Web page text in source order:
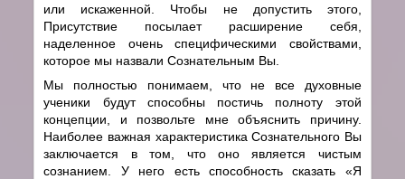
или искаженной. Чтобы не допустить этого,
Присутствие посылает расширение себя,
наделенное очень специфическими свойствами,
которое мы назвали Сознательным Вы.
Мы полностью понимаем, что не все духовные
ученики будут способны постичь полноту этой
концепции, и позвольте мне объяснить причину.
Наиболее важная характеристика Сознательного Вы
заключается в том, что оно является чистым
сознанием. У него есть способность сказать «Я